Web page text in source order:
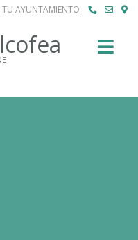
AYUNTAMIENTO